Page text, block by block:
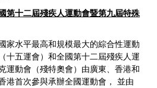
第十二屆殘疾人運動會暨第九屆特殊
家水平最高和規模最大的綜合性運動
十五運會）和全國第十二屆殘疾人運
運動會（殘特奧會）由廣東、香港和
港首次參與承辦全國運動會， 並由